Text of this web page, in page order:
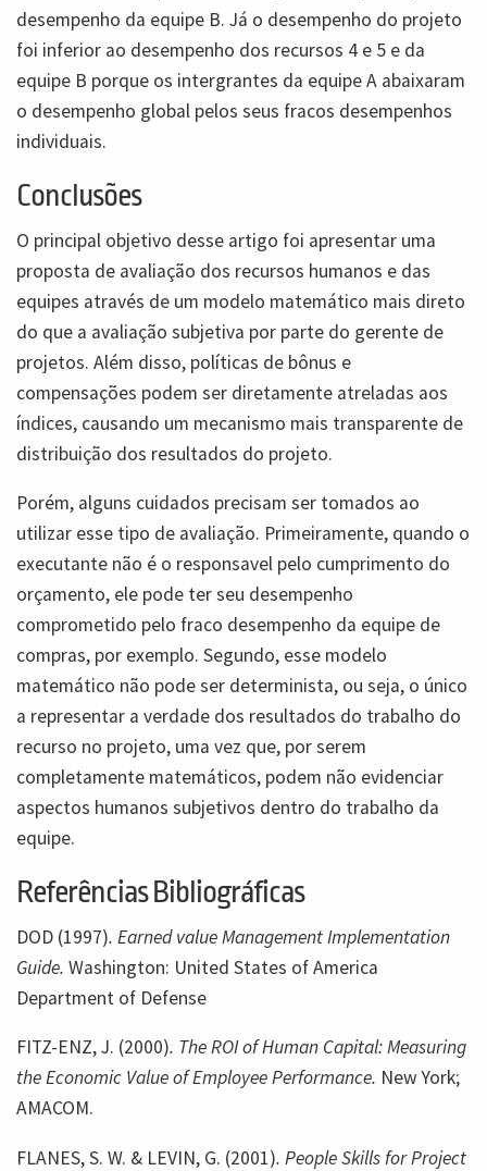
desempenho da equipe B. Já o desempenho do projeto
foi inferior ao desempenho dos recursos 4 e 5 e da
equipe B porque os intergrantes da equipe A abaixaram
o desempenho global pelos seus fracos desempenhos
individuais.
Conclusões
O principal objetivo desse artigo foi apresentar uma
proposta de avaliação dos recursos humanos e das
equipes através de um modelo matemático mais direto
do que a avaliação subjetiva por parte do gerente de
projetos. Além disso, políticas de bônus e
compensações podem ser diretamente atreladas aos
índices, causando um mecanismo mais transparente de
distribuição dos resultados do projeto.
Porém, alguns cuidados precisam ser tomados ao
utilizar esse tipo de avaliação. Primeiramente, quando o
executante não é o responsavel pelo cumprimento do
orçamento, ele pode ter seu desempenho
comprometido pelo fraco desempenho da equipe de
compras, por exemplo. Segundo, esse modelo
matemático não pode ser determinista, ou seja, o único
a representar a verdade dos resultados do trabalho do
recurso no projeto, uma vez que, por serem
completamente matemáticos, podem não evidenciar
aspectos humanos subjetivos dentro do trabalho da
equipe.
Referências Bibliográficas
DOD (1997). Earned value Management Implementation
Guide. Washington: United States of America
Department of Defense
FITZ-ENZ, J. (2000). The ROI of Human Capital: Measuring
the Economic Value of Employee Performance. New York;
AMACOM.
FLANES, S. W. & LEVIN, G. (2001). People Skills for Project